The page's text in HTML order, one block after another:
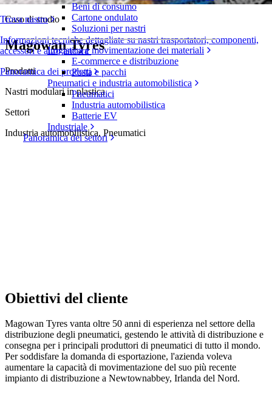
Trova nastro
Informazioni tecniche dettagliate su nastri trasportatori, componenti,
accessori e altro ancora
Panoramica dei prodotti
Beni di consumo
Cartone ondulato
Soluzioni per nastri
Logistica e movimentazione dei materiali
E-commerce e distribuzione
Posta e pacchi
Pneumatici e industria automobilistica
Pneumatici
Industria automobilistica
Batterie EV
Industriale
Panoramica dei settori
Caso di studio
Magowan Tyres
Prodotti
Nastri modulari in plastica
Settori
Industria automobilistica, Pneumatici
Obiettivi del cliente
Magowan Tyres vanta oltre 50 anni di esperienza nel settore della
distribuzione degli pneumatici, gestendo le attività di distribuzione e
consegna per i principali produttori di pneumatici di tutto il mondo.
Per soddisfare la domanda di esportazione, l'azienda voleva
aumentare la capacità di movimentazione del suo più recente
impianto di distribuzione a Newtownabbey, Irlanda del Nord.